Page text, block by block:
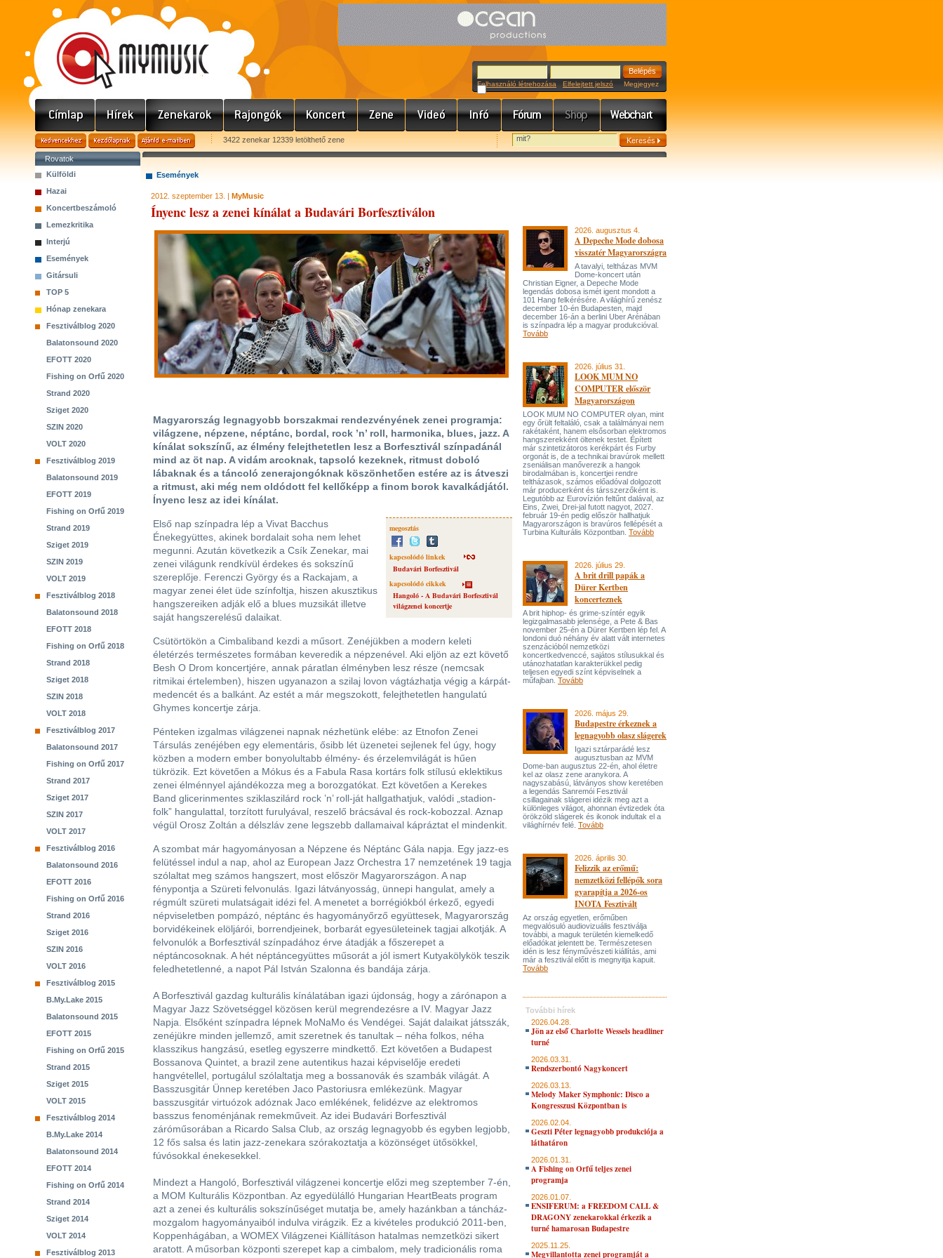
Felhasználó létrehozása Elfelejtett jelszó Megjegyez
3422 zenekar 12339 letölthető zene
Rovatok
Külföldi
Hazai
Koncertbeszámoló
Lemezkritika
Interjú
Események
Gitársuli
TOP 5
Hónap zenekara
Fesztiválblog 2020
Balatonsound 2020
EFOTT 2020
Fishing on Orfű 2020
Strand 2020
Sziget 2020
SZIN 2020
VOLT 2020
Fesztiválblog 2019
Balatonsound 2019
EFOTT 2019
Fishing on Orfű 2019
Strand 2019
Sziget 2019
SZIN 2019
VOLT 2019
Fesztiválblog 2018
Balatonsound 2018
EFOTT 2018
Fishing on Orfű 2018
Strand 2018
Sziget 2018
SZIN 2018
VOLT 2018
Fesztiválblog 2017
Balatonsound 2017
Fishing on Orfű 2017
Strand 2017
Sziget 2017
SZIN 2017
VOLT 2017
Fesztiválblog 2016
Balatonsound 2016
EFOTT 2016
Fishing on Orfű 2016
Strand 2016
Sziget 2016
SZIN 2016
VOLT 2016
Fesztiválblog 2015
B.My.Lake 2015
Balatonsound 2015
EFOTT 2015
Fishing on Orfű 2015
Strand 2015
Sziget 2015
VOLT 2015
Fesztiválblog 2014
B.My.Lake 2014
Balatonsound 2014
EFOTT 2014
Fishing on Orfű 2014
Strand 2014
Sziget 2014
VOLT 2014
Fesztiválblog 2013
Események
2012. szeptember 13. | MyMusic
Ínyenc lesz a zenei kínálat a Budavári Borfesztiválon
Magyarország legnagyobb borszakmai rendezvényének zenei programja:
világzene, népzene, néptánc, bordal, rock ’n’ roll, harmonika, blues, jazz. A
kínálat sokszínű, az élmény felejthetetlen lesz a Borfesztivál színpadánál
mind az öt nap. A vidám arcoknak, tapsoló kezeknek, ritmust doboló
lábaknak és a táncoló zenerajongóknak köszönhetően estére az is átveszi
a ritmust, aki még nem oldódott fel kellőképp a finom borok kavalkádjától.
Ínyenc lesz az idei kínálat.
megosztás
kapcsolódó linkek
Budavári Borfesztivál
kapcsolódó cikkek
Hangoló - A Budavári Borfesztivál
világzenei koncertje
Első nap színpadra lép a Vivat Bacchus
Énekegyüttes, akinek bordalait soha nem lehet
megunni. Azután következik a Csík Zenekar, mai
zenei világunk rendkívül érdekes és sokszínű
szereplője. Ferenczi György és a Rackajam, a
magyar zenei élet üde színfoltja, hiszen akusztikus
hangszereiken adják elő a blues muzsikát illetve
saját hangszerelésű dalaikat.
Csütörtökön a Cimbaliband kezdi a műsort. Zenéjükben a modern keleti
életérzés természetes formában keveredik a népzenével. Aki eljön az ezt követő
Besh O Drom koncertjére, annak páratlan élményben lesz része (nemcsak
ritmikai értelemben), hiszen ugyanazon a szilaj lovon vágtázhatja végig a kárpát-
medencét és a balkánt. Az estét a már megszokott, felejthetetlen hangulatú
Ghymes koncertje zárja.
Pénteken izgalmas világzenei napnak nézhetünk elébe: az Etnofon Zenei
Társulás zenéjében egy elementáris, ősibb lét üzenetei sejlenek fel úgy, hogy
közben a modern ember bonyolultabb élmény- és érzelemvilágát is hűen
tükrözik. Ezt követően a Mókus és a Fabula Rasa kortárs folk stílusú eklektikus
zenei élménnyel ajándékozza meg a borozgatókat. Ezt követően a Kerekes
Band glicerinmentes sziklaszilárd rock ’n’ roll-ját hallgathatjuk, valódi „stadion-
folk” hangulattal, torzított furulyával, reszelő brácsával és rock-kobozzal. Aznap
végül Orosz Zoltán a délszláv zene legszebb dallamaival kápráztat el mindenkit.
A szombat már hagyományosan a Népzene és Néptánc Gála napja. Egy jazz-es
felütéssel indul a nap, ahol az European Jazz Orchestra 17 nemzetének 19 tagja
szólaltat meg számos hangszert, most először Magyarországon. A nap
fénypontja a Szüreti felvonulás. Igazi látványosság, ünnepi hangulat, amely a
régmúlt szüreti mulatságait idézi fel. A menetet a borrégiókból érkező, egyedi
népviseletben pompázó, néptánc és hagyományőrző együttesek, Magyarország
borvidékeinek elöljárói, borrendjeinek, borbarát egyesületeinek tagjai alkotják. A
felvonulók a Borfesztivál színpadához érve átadják a főszerepet a
néptáncosoknak. A hét néptáncegyüttes műsorát a jól ismert Kutyakölykök teszik
feledhetetlenné, a napot Pál István Szalonna és bandája zárja.
A Borfesztivál gazdag kulturális kínálatában igazi újdonság, hogy a zárónapon a
Magyar Jazz Szövetséggel közösen kerül megrendezésre a IV. Magyar Jazz
Napja. Elsőként színpadra lépnek MoNaMo és Vendégei. Saját dalaikat játsszák,
zenéjükre minden jellemző, amit szeretnek és tanultak – néha folkos, néha
klasszikus hangzású, esetleg egyszerre mindkettő. Ezt követően a Budapest
Bossanova Quintet, a brazil zene autentikus hazai képviselője eredeti
hangvétellel, portugálul szólaltatja meg a bossanovák és szambák világát. A
Basszusgitár Ünnep keretében Jaco Pastoriusra emlékezünk. Magyar
basszusgitár virtuózok adóznak Jaco emlékének, felidézve az elektromos
basszus fenoménjának remekműveit. Az idei Budavári Borfesztivál
záróműsorában a Ricardo Salsa Club, az ország legnagyobb és egyben legjobb,
12 fős salsa és latin jazz-zenekara szórakoztatja a közönséget ütősökkel,
fúvósokkal énekesekkel.
Mindezt a Hangoló, Borfesztivál világzenei koncertje előzi meg szeptember 7-én,
a MOM Kulturális Központban. Az egyedülálló Hungarian HeartBeats program
azt a zenei és kulturális sokszínűséget mutatja be, amely hazánkban a táncház-
mozgalom hagyományaiból indulva virágzik. Ez a kivételes produkció 2011-ben,
Koppenhágában, a WOMEX Világzenei Kiállításon hatalmas nemzetközi sikert
aratott. A műsorban központi szerepet kap a cimbalom, mely tradicionális roma
2026. augusztus 4.
A Depeche Mode dobosa
visszatér Magyarországra
A tavalyi, teltházas MVM
Dome-koncert után
Christian Eigner, a Depeche Mode
legendás dobosa ismét igent mondott a
101 Hang felkérésére. A világhírű zenész
december 10-én Budapesten, majd
december 16-án a berlini Uber Arénában
is színpadra lép a magyar produkcióval.
Tovább
2026. július 31.
LOOK MUM NO
COMPUTER először
Magyarországon
LOOK MUM NO COMPUTER olyan, mint
egy őrült feltaláló, csak a találmányai nem
rakétaként, hanem elsősorban elektromos
hangszerekként öltenek testet. Épített
már szintetizátoros kerékpárt és Furby
orgonát is, de a technikai bravúrok mellett
zseniálisan manőverezik a hangok
birodalmában is, koncertjei rendre
teltházasok, számos előadóval dolgozott
már producerként és társszerzőként is.
Legutóbb az Eurovízión feltűnt dalával, az
Eins, Zwei, Drei-jal futott nagyot, 2027.
február 19-én pedig először hallhatjuk
Magyarországon is bravúros fellépését a
Turbina Kulturális Központban. Tovább
2026. július 29.
A brit drill papák a
Dürer Kertben
koncerteznek
A brit hiphop- és grime-színtér egyik
legizgalmasabb jelensége, a Pete & Bas
november 25-én a Dürer Kertben lép fel. A
londoni duó néhány év alatt vált internetes
szenzációból nemzetközi
koncertkedvenccé, sajátos stílusukkal és
utánozhatatlan karakterükkel pedig
teljesen egyedi színt képviselnek a
műfajban. Tovább
2026. május 29.
Budapestre érkeznek a
legnagyobb olasz slágerek
Igazi sztárparádé lesz
augusztusban az MVM
Dome-ban augusztus 22-én, ahol életre
kel az olasz zene aranykora. A
nagyszabású, látványos show keretében
a legendás Sanremói Fesztivál
csillagainak slágerei idézik meg azt a
különleges világot, ahonnan évtizedek óta
örökzöld slágerek és ikonok indultak el a
világhírnév felé. Tovább
2026. április 30.
Felizzik az erőmű:
nemzetközi fellépők sora
gyarapítja a 2026-os
INOTA Fesztivált
Az ország egyetlen, erőműben
megvalósuló audiovizuális fesztiválja
további, a maguk területén kiemelkedő
előadókat jelentett be. Természetesen
idén is lesz fényművészeti kiállítás, ami
már a fesztivál előtt is megnyitja kapuit.
Tovább
További hírek
2026.04.28.
Jön az első Charlotte Wessels headliner
turné
2026.03.31.
Rendszerbontó Nagykoncert
2026.03.13.
Melody Maker Symphonic: Disco a
Kongresszusi Központban is
2026.02.04.
Geszti Péter legnagyobb produkciója a
láthatáron
2026.01.31.
A Fishing on Orfű teljes zenei
programja
2026.01.07.
ENSIFERUM: a FREEDOM CALL &
DRAGONY zenekarokkal érkezik a
turné hamarosan Budapestre
2025.11.25.
Megvillantotta zenei programját a